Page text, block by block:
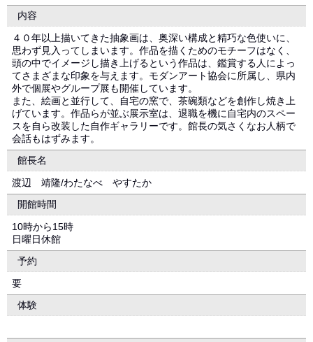
内容
４０年以上描いてきた抽象画は、奥深い構成と精巧な色使いに、
思わず見入ってしまいます。作品を描くためのモチーフはなく、
頭の中でイメージし描き上げるという作品は、鑑賞する人によっ
てさまざまな印象を与えます。モダンアート協会に所属し、県内
外で個展やグループ展も開催しています。
また、絵画と並行して、自宅の窯で、茶碗類などを創作し焼き上
げています。作品らが並ぶ展示室は、退職を機に自宅内のスペー
スを自ら改装した自作ギャラリーです。館長の気さくなお人柄で
会話もはずみます。
館長名
渡辺 靖隆/わたなべ やすたか
開館時間
10時から15時
日曜日休館
予約
要
体験